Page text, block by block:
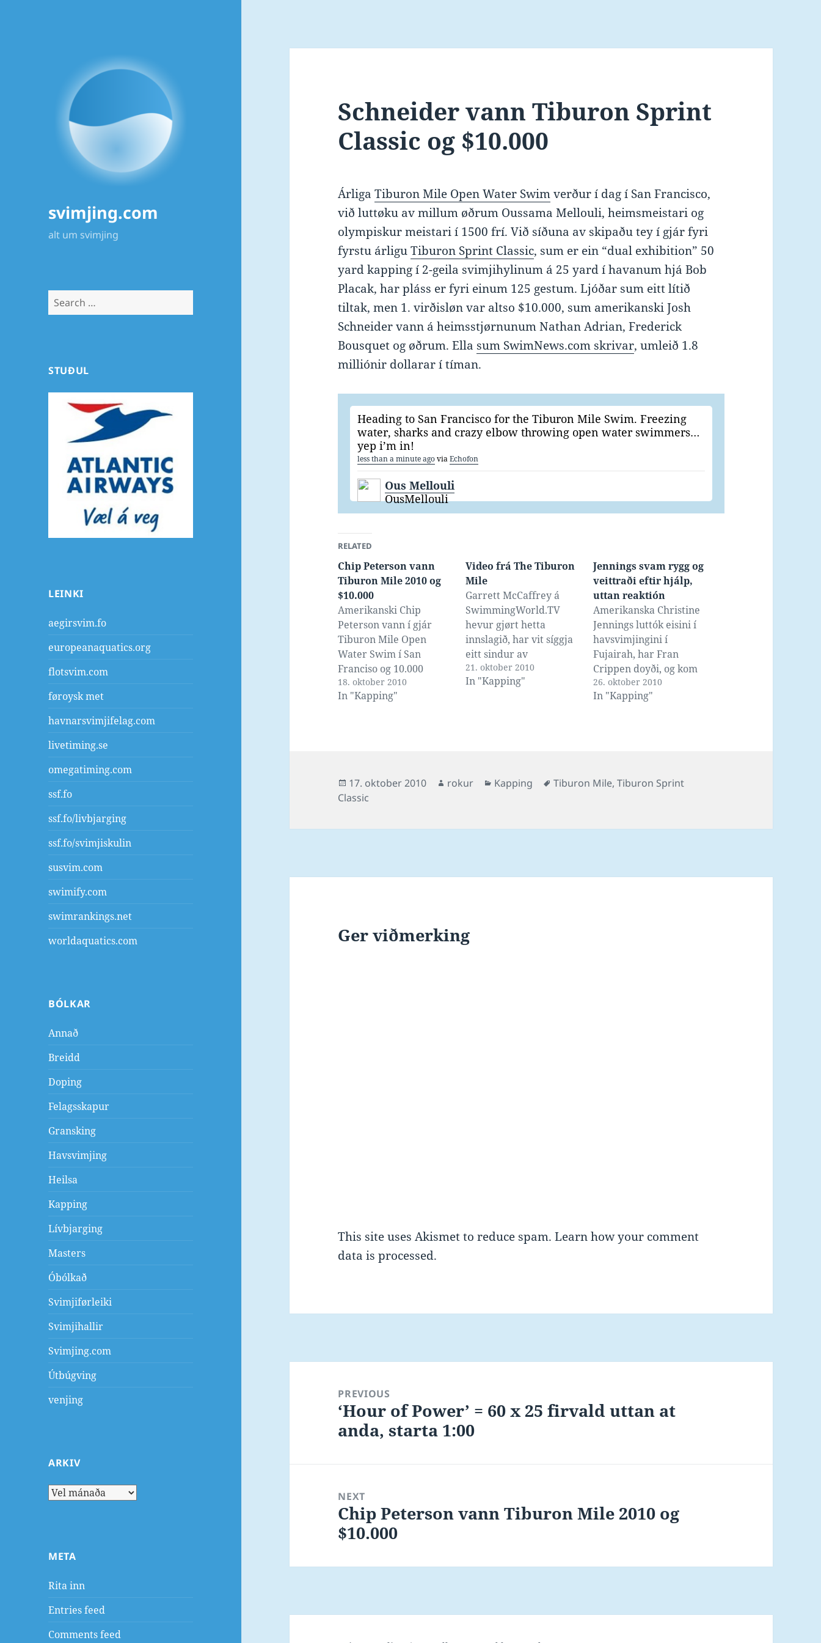
svimjing.com
alt um svimjing
Search
for:
STUÐUL
LEINKI
aegirsvim.fo
europeanaquatics.org
flotsvim.com
føroysk met
havnarsvimjifelag.com
livetiming.se
omegatiming.com
ssf.fo
ssf.fo/livbjarging
ssf.fo/svimjiskulin
susvim.com
swimify.com
swimrankings.net
worldaquatics.com
BÓLKAR
Annað
Breidd
Doping
Felagsskapur
Gransking
Havsvimjing
Heilsa
Kapping
Lívbjarging
Masters
Óbólkað
Svimjiførleiki
Svimjihallir
Svimjing.com
Útbúgving
venjing
ARKIV
Arkiv
META
Rita inn
Entries feed
Comments feed
Schneider vann Tiburon Sprint
Classic og $10.000
ÁrligaTiburon Mile Open Water Swimverður í dag í San Francisco,
við luttøku av millum øðrum Oussama Mellouli, heimsmeistari og
olympiskur meistari í 1500 frí. Við síðuna av skipaðu tey í gjár fyri
fyrstu árliguTiburon Sprint Classic, sum er ein “dual exhibition” 50
yard kapping í 2-geila svimjihylinum á 25 yard í havanum hjá Bob
Placak, har pláss er fyri einum 125 gestum. Ljóðar sum eitt lítið
tiltak, men 1. virðisløn var altso $10.000, sum amerikanski Josh
Schneider vann á heimsstjørnunum Nathan Adrian, Frederick
Bousquet og øðrum. Ella sum SwimNews.com skrivar, umleið 1.8
milliónir dollarar í tíman.
Heading to San Francisco for the Tiburon Mile Swim. Freezing
water, sharks and crazy elbow throwing open water swimmers…
yep i’m in!
less than a minute agoviaEchofon
Ous Mellouli
OusMellouli
RELATED
Chip Peterson vann
Tiburon Mile 2010 og
$10.000
Amerikanski Chip
Peterson vann í gjár
Tiburon Mile Open
Water Swim í San
Franciso og 10.000
dollarar, frammanfyri
tann annars í open
Tunesia, og [ahem]
Mads Glæsner úr
her á SwimmingWorld
18. oktober 2010
In "Kapping"
Video frá The Tiburon
Mile
Garrett McCaffrey á
SwimmingWorld.TV
hevur gjørt hetta
innslagið, har vit síggja
eitt sindur av
svimjingini, umframt at
hann prátar við
21. oktober 2010
In "Kapping"
Jennings svam rygg og
veittraði eftir hjálp,
uttan reaktión
Amerikanska Christine
Jennings luttók eisini í
havsvimjingini í
Fujairah, har Fran
Crippen doyði, og kom
tá sjálv í so mikið stórar
trupulleikar, at hon fyri
eingin kom at hjálpa,
26. oktober 2010
In "Kapping"
Posted
on
17. oktober 2010 Author
rokur Categories
Kapping Tags
Tiburon Mile,Tiburon Sprint
Classic
Ger viðmerking
This site uses Akismet to reduce spam.Learn how your comment
data is processed.
navigationPREVIOUS
Previous
post:
‘Hour of Power’ = 60 x 25 firvald uttan at
anda, starta 1:00
NEXT
Next
post:
Chip Peterson vann Tiburon Mile 2010 og
$10.000